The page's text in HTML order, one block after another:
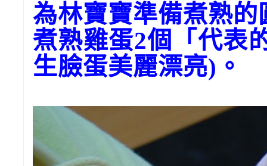
為林寶寶準備煮熟
煮熟雞蛋2個「代表
生臉蛋美麗漂亮)。